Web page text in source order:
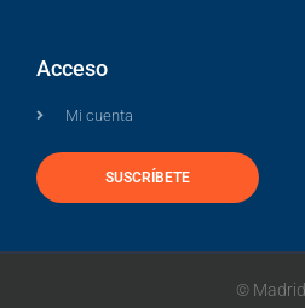
Acceso
Mi cuenta
SUSCRÍBETE
© Madrid